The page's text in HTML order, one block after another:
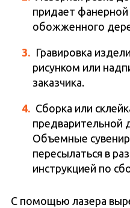
придает
обожженного
Гравировка
рисунком или
заказчика.
Сборка или
предварительной
Объемные
пересылаться в
инструкцией по
С помощью лазера